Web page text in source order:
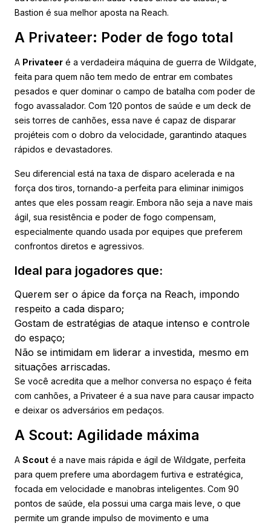
Bastion é sua melhor aposta na Reach.
A Privateer: Poder de fogo total
A Privateer é a verdadeira máquina de guerra de Wildgate,
feita para quem não tem medo de entrar em combates
pesados e quer dominar o campo de batalha com poder de
fogo avassalador. Com 120 pontos de saúde e um deck de
seis torres de canhões, essa nave é capaz de disparar
projéteis com o dobro da velocidade, garantindo ataques
rápidos e devastadores.
Seu diferencial está na taxa de disparo acelerada e na
força dos tiros, tornando-a perfeita para eliminar inimigos
antes que eles possam reagir. Embora não seja a nave mais
ágil, sua resistência e poder de fogo compensam,
especialmente quando usada por equipes que preferem
confrontos diretos e agressivos.
Ideal para jogadores que:
Querem ser o ápice da força na Reach, impondo
respeito a cada disparo;
Gostam de estratégias de ataque intenso e controle
do espaço;
Não se intimidam em liderar a investida, mesmo em
situações arriscadas.
Se você acredita que a melhor conversa no espaço é feita
com canhões, a Privateer é a sua nave para causar impacto
e deixar os adversários em pedaços.
A Scout: Agilidade máxima
A Scout é a nave mais rápida e ágil de Wildgate, perfeita
para quem prefere uma abordagem furtiva e estratégica,
focada em velocidade e manobras inteligentes. Com 90
pontos de saúde, ela possui uma carga mais leve, o que
permite um grande impulso de movimento e uma